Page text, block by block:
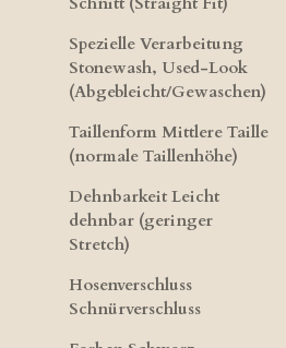
Spezielle Verarbeitung​
Stonewash, Used-Look
(Abgebleicht/Gewaschen)
Taillenform​ Mittlere Taille
(normale Taillenhöhe)
Dehnbarkeit​ Leicht
dehnbar (geringer
Stretch)
Hosenverschluss​
Schnürverschluss